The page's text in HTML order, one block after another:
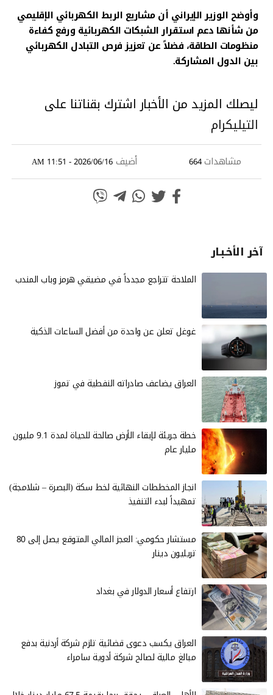
وأوضح الوزير الإيراني أن مشاريع الربط الكهربائي الإقليمي
من شأنها دعم استقرار الشبكات الكهربائية ورفع كفاءة
منظومات الطاقة، فضلاً عن تعزيز فرص التبادل الكهربائي
بين الدول المشاركة.
ليصلك المزيد من الأخبار اشترك بقناتنا على
التيليكرام
مشاهدات664 أضيف 2026/06/16 - 11:51 AM
آخر الأخـبـار
الملاحة تتراجع مجدداً في مضيقي هرمز وباب المندب
غوغل تعلن عن واحدة من أفضل الساعات الذكية
العراق يضاعف صادراته النفطية في تموز
خطة جريئة لإبقاء الأرض صالحة للحياة لمدة 9.1 مليون
مليار عام
انجاز المخططات النهائية لخط سكة (البصرة – شلامجة)
تمهيداً لبدء التنفيذ
مستشار حكومي: العجز المالي المتوقع يصل إلى 80
تريليون دينار
ارتفاع أسعار الدولار في بغداد
العراق يكسب دعوى قضائية تلزم شركة أردنية بدفع
مبالغ مالية لصالح شركة أدوية سامراء